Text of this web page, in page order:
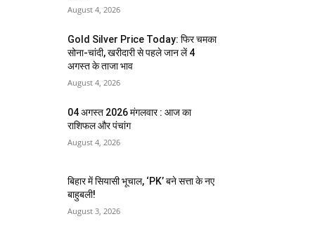
August 4, 2026
Gold Silver Price Today: फिर चमका
सोना-चांदी, खरीदारी से पहले जान लें 4
अगस्त के ताजा भाव
August 4, 2026
04 अगस्त 2026 मंगलवार : आज का
राशिफल और पंचांग
August 4, 2026
बिहार में सियासी भूचाल, ‘PK’ बने सत्ता के नए
बाहुबली!
August 3, 2026